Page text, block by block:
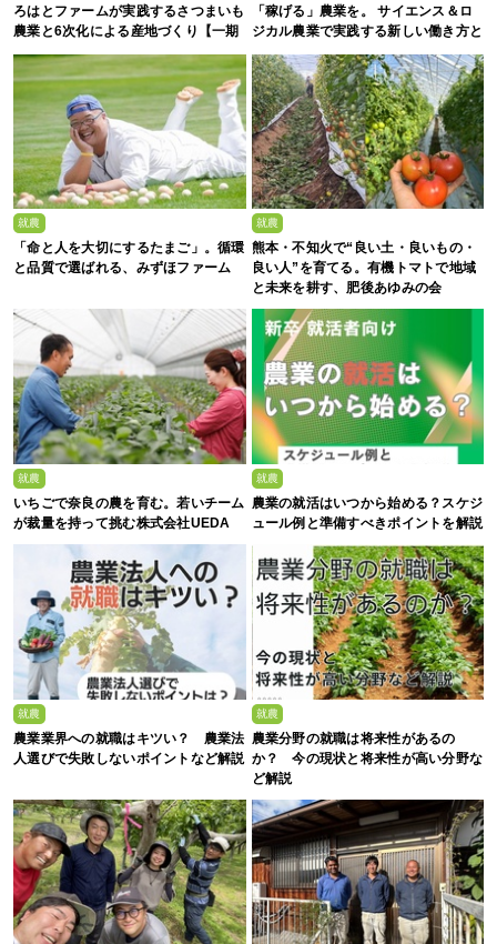
ろはとファームが実践するさつまいも
農業と6次化による産地づくり【一期
「稼げる」農業を。 サイエンス＆ロ
ジカル農業で実践する新しい働き方と
就農
「命と人を大切にするたまご」。循環
と品質で選ばれる、みずほファーム
就農
熊本・不知火で“良い土・良いもの・
良い人”を育てる。有機トマトで地域
と未来を耕す、肥後あゆみの会
就農
いちごで奈良の農を育む。若いチーム
が裁量を持って挑む株式会社UEDA
就農
農業の就活はいつから始める？スケジ
ュール例と準備すべきポイントを解説
就農
農業業界への就職はキツい？ 農業法
人選びで失敗しないポイントなど解説
就農
農業分野の就職は将来性があるの
か？ 今の現状と将来性が高い分野な
ど解説